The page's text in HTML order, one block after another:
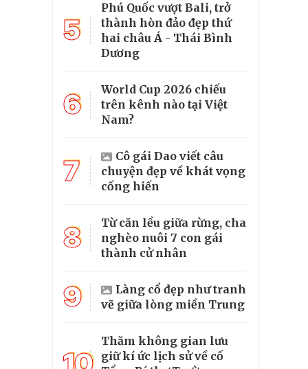
5
Phú Quốc vượt Bali, trở
thành hòn đảo đẹp thứ
hai châu Á - Thái Bình
Dương
6
World Cup 2026 chiếu
trên kênh nào tại Việt
Nam?
7
Cô gái Dao viết câu
chuyện đẹp về khát vọng
cống hiến
8
Từ căn lều giữa rừng, cha
nghèo nuôi 7 con gái
thành cử nhân
9
Làng cổ đẹp như tranh
vẽ giữa lòng miền Trung
Thăm không gian lưu
giữ kí ức lịch sử về cố